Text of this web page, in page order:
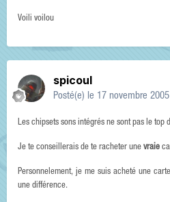
Voili voilou
spicoul
Posté(e) le 17 novembre 2005
Les chipsets sons intégrés ne sont pas le top
Je te conseillerais de te racheter une vraie
Personnelement, je me suis acheté une
une différence.